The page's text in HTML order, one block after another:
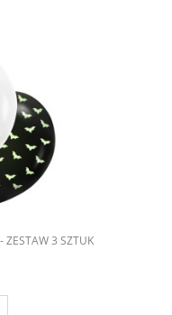
ZESTAW 3 SZTUK